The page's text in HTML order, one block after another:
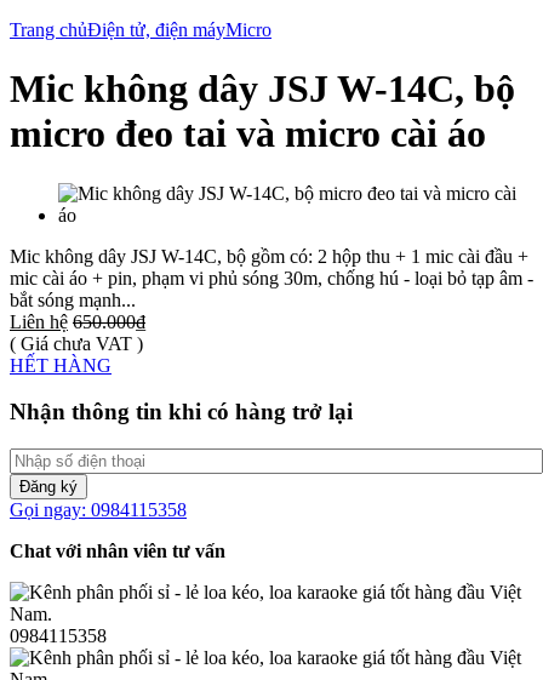
Trang chủĐiện tử, điện máyMicro
Mic không dây JSJ W-14C, bộ
micro đeo tai và micro cài áo
Mic không dây JSJ W-14C, bộ gồm có: 2 hộp thu + 1 mic cài đầu +
mic cài áo + pin, phạm vi phủ sóng 30m, chống hú - loại bỏ tạp âm -
bắt sóng mạnh...
Liên hệ 650.000₫
( Giá chưa VAT )
HẾT HÀNG
Nhận thông tin khi có hàng trở lại
Đăng ký
Gọi ngay: 0984115358
Chat với nhân viên tư vấn
0984115358